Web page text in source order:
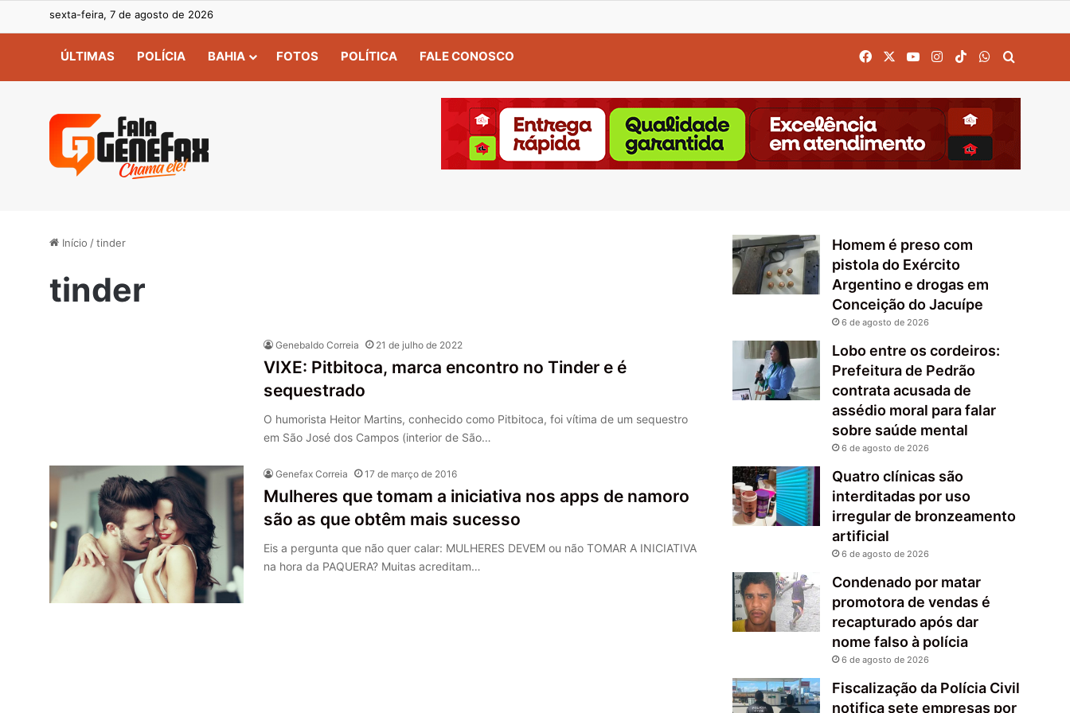
sexta-feira, 7 de agosto de 2026
ÚLTIMAS POLÍCIA BAHIA FOTOS POLÍTICA FALE CONOSCO FacebookYouTubeInstagram
TikTokWhatsApp
Início /tinder
tinder
Genebaldo Correia 21 de julho de 2022
VIXE: Pitbitoca, marca encontro no Tinder e é
sequestrado
O humorista Heitor Martins, conhecido como Pitbitoca, foi vítima de um sequestro
em São José dos Campos (interior de São…
Genefax Correia 17 de março de 2016
Mulheres que tomam a iniciativa nos apps de namoro
são as que obtêm mais sucesso
Eis a pergunta que não quer calar: MULHERES DEVEM ou não TOMAR A INICIATIVA
na hora da PAQUERA? Muitas acreditam…
Homem é preso com
pistola do Exército
Argentino e drogas em
Conceição do Jacuípe
6 de agosto de 2026
Lobo entre os cordeiros:
Prefeitura de Pedrão
contrata acusada de
assédio moral para falar
sobre saúde mental
6 de agosto de 2026
Quatro clínicas são
interditadas por uso
irregular de bronzeamento
artificial
6 de agosto de 2026
Condenado por matar
promotora de vendas é
recapturado após dar
nome falso à polícia
6 de agosto de 2026
Fiscalização da Polícia Civil
notifica sete empresas por